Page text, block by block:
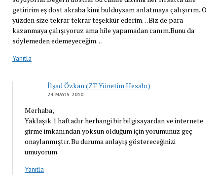
getiririm eş dost akraba kimi bulduysam anlatmaya çalışırım..O
yüzden size tekrar tekrar teşekkür ederim…Biz de para
kazanmaya çalışıyoruz ama hile yapamadan canım.Bunu da
söylemeden edemeyeceğim…
Yanıtla
İlşad Özkan (ZT Yönetim Hesabı)
24 MAYIS 2010
Merhaba,
Yaklaşık 1 haftadır herhangi bir bilgisayardan ve internete
girme imkanından yoksun olduğum için yorumunuz geç
onaylanmıştır. Bu duruma anlayış göstereceğinizi
umuyorum.
Yanıtla